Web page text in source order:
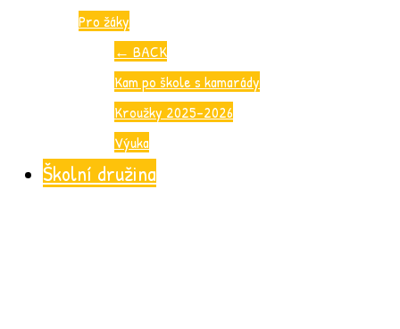
Pro žáky
← BACK
Kam po škole s kamarády
Kroužky 2025-2026
Výuka
Školní družina